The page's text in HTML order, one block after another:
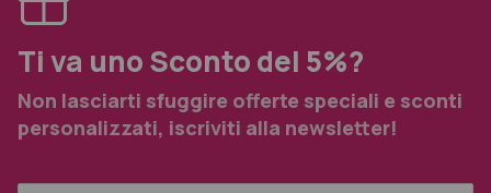
Ti va uno Sconto del 5%?
Non lasciarti sfuggire offerte speciali e sconti
personalizzati, iscriviti alla newsletter!